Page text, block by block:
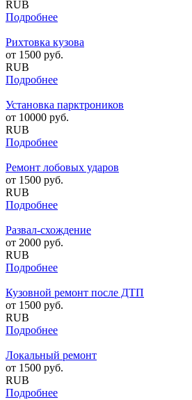
RUB
Подробнее
Рихтовка кузова
от 1500 руб.
RUB
Подробнее
Установка парктроников
от 10000 руб.
RUB
Подробнее
Ремонт лобовых ударов
от 1500 руб.
RUB
Подробнее
Развал-схождение
от 2000 руб.
RUB
Подробнее
Кузовной ремонт после ДТП
от 1500 руб.
RUB
Подробнее
Локальный ремонт
от 1500 руб.
RUB
Подробнее